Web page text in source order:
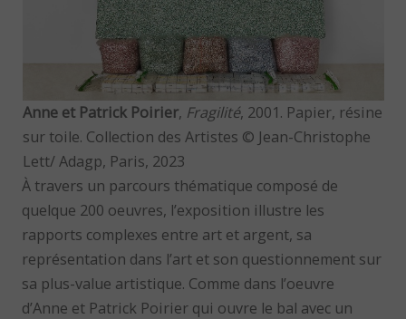
Anne et Patrick Poirier, Fragilité, 2001. Papier, résine
sur toile. Collection des Artistes © Jean-Christophe
Lett/ Adagp, Paris, 2023
À travers un parcours thématique composé de
quelque 200 oeuvres, l’exposition illustre les
rapports complexes entre art et argent, sa
représentation dans l’art et son questionnement sur
sa plus-value artistique. Comme dans l’oeuvre
d’Anne et Patrick Poirier qui ouvre le bal avec un